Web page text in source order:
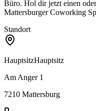
Büro. Hol dir jetzt einen
Mattersburger Coworking
Standort
HauptsitzHauptsitz
Am Anger 1
7210 Mattersburg